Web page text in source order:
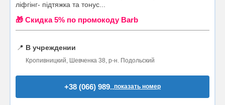
ліфгінг- підтяжка та тонус...
🎁 Cкидка 5% по промокоду Barb
📍 В учреждении
Кропивницкий, Шевченка 38, р-н. Подольский
+38 (066) 989..показать номер